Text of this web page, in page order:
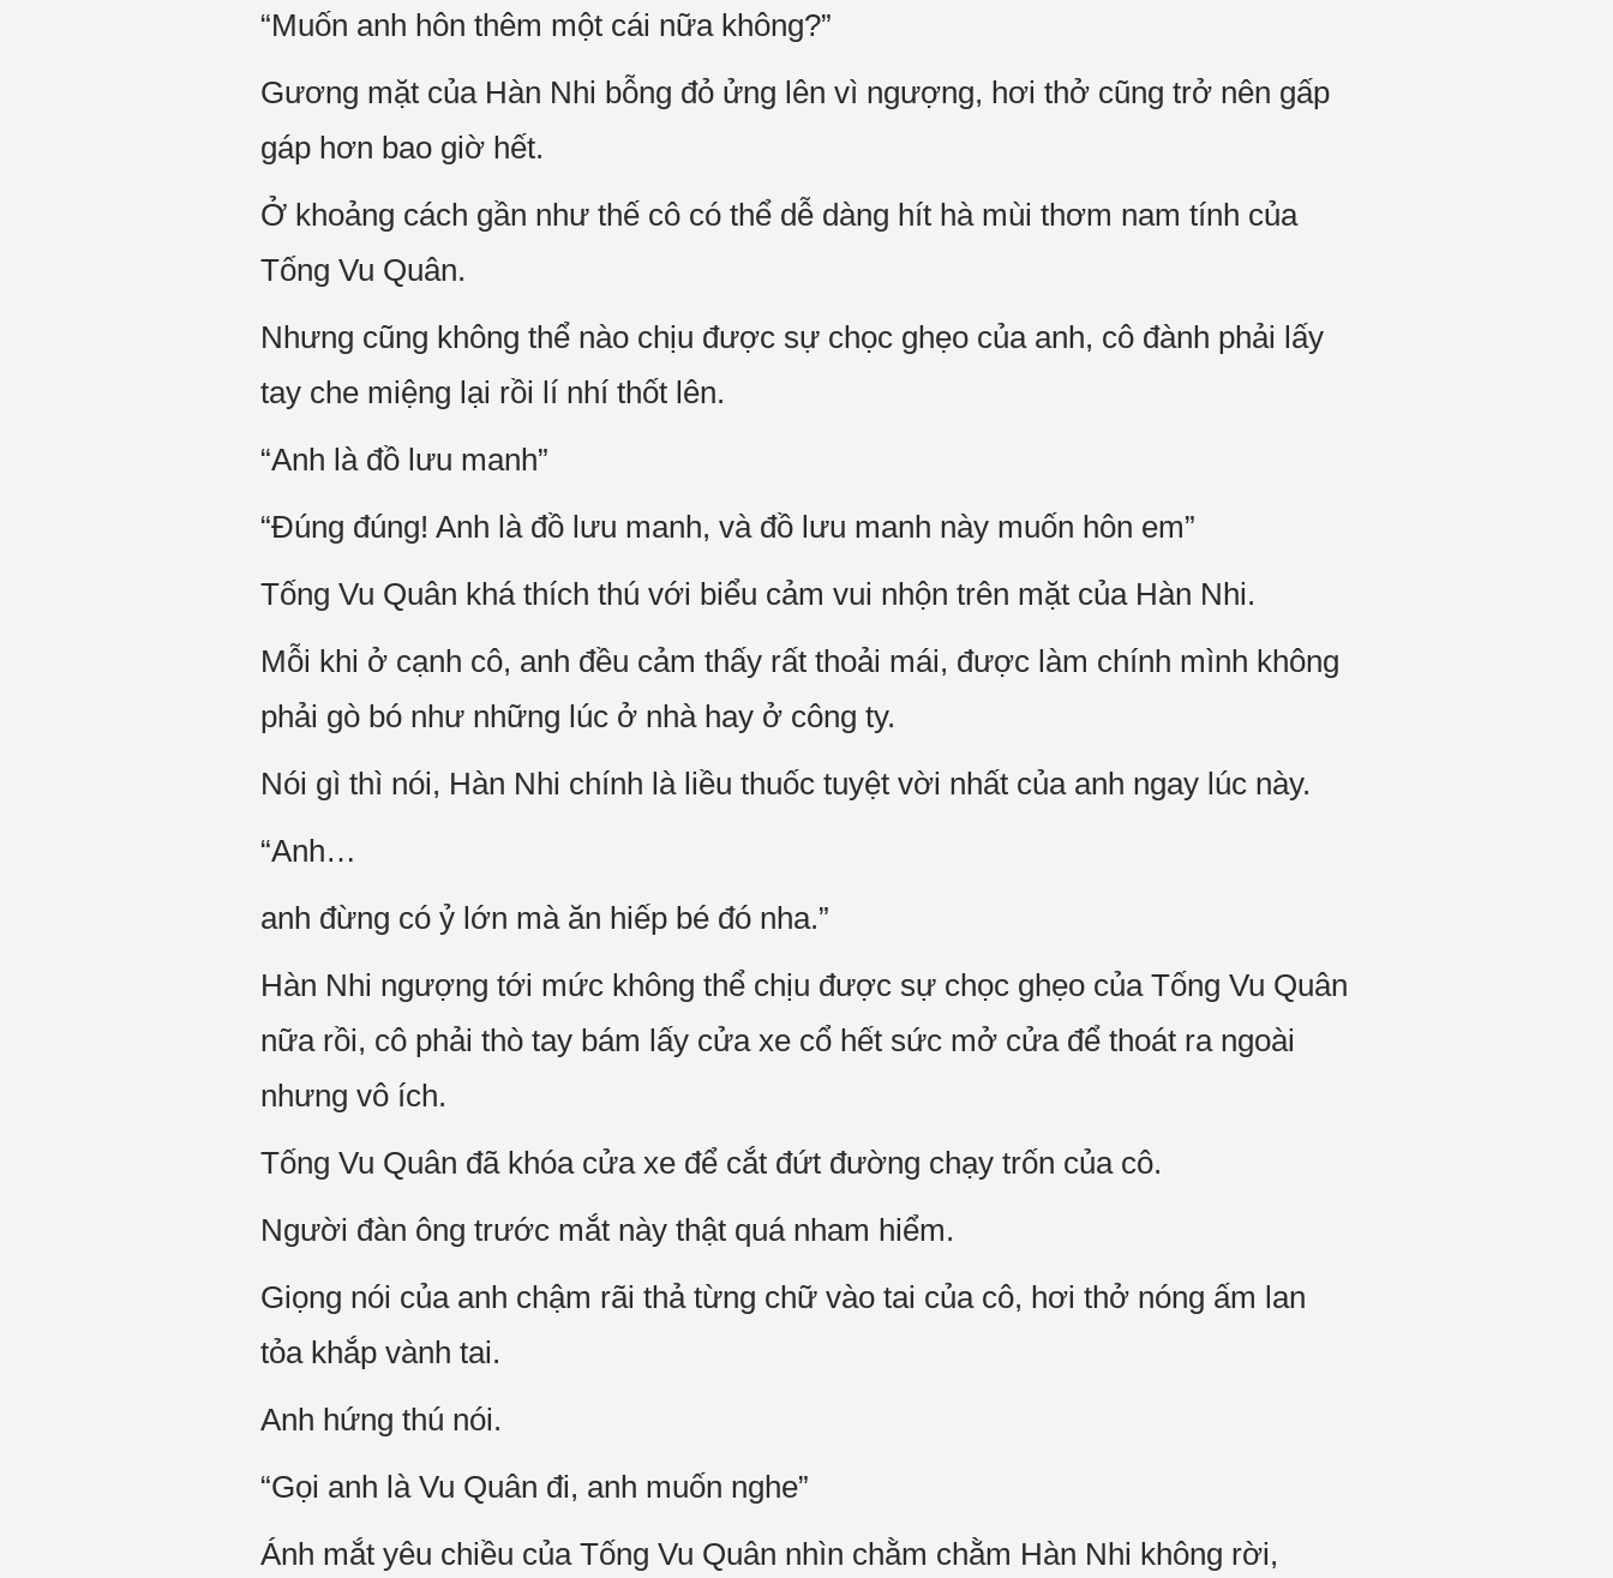
“Muốn anh hôn thêm một cái nữa không?”
Gương mặt của Hàn Nhi bỗng đỏ ửng lên vì ngượng, hơi thở cũng trở nên gấp
gáp hơn bao giờ hết.
Ở khoảng cách gần như thế cô có thể dễ dàng hít hà mùi thơm nam tính của
Tống Vu Quân.
Nhưng cũng không thể nào chịu được sự chọc ghẹo của anh, cô đành phải lấy
tay che miệng lại rồi lí nhí thốt lên.
“Anh là đồ lưu manh”
“Đúng đúng! Anh là đồ lưu manh, và đồ lưu manh này muốn hôn em”
Tống Vu Quân khá thích thú với biểu cảm vui nhộn trên mặt của Hàn Nhi.
Mỗi khi ở cạnh cô, anh đều cảm thấy rất thoải mái, được làm chính mình không
phải gò bó như những lúc ở nhà hay ở công ty.
Nói gì thì nói, Hàn Nhi chính là liều thuốc tuyệt vời nhất của anh ngay lúc này.
“Anh…
anh đừng có ỷ lớn mà ăn hiếp bé đó nha.”
Hàn Nhi ngượng tới mức không thể chịu được sự chọc ghẹo của Tống Vu Quân
nữa rồi, cô phải thò tay bám lấy cửa xe cổ hết sức mở cửa để thoát ra ngoài
nhưng vô ích.
Tống Vu Quân đã khóa cửa xe để cắt đứt đường chạy trốn của cô.
Người đàn ông trước mắt này thật quá nham hiểm.
Giọng nói của anh chậm rãi thả từng chữ vào tai của cô, hơi thở nóng ấm lan
tỏa khắp vành tai.
Anh hứng thú nói.
“Gọi anh là Vu Quân đi, anh muốn nghe”
Ánh mắt yêu chiều của Tống Vu Quân nhìn chằm chằm Hàn Nhi không rời,